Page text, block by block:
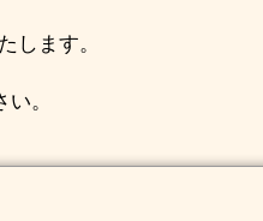
します。
。